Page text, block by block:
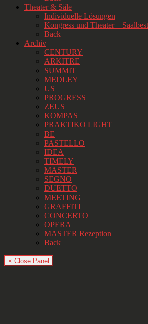
Theater & Säle
Individuelle Lösungen
Kongress und Theater –
Back
Archiv
CENTURY
ARKITRE
SUMMIT
MEDLEY
US
PROGRESS
ZEUS
KOMPAS
PRAKTIKO LIGHT
BE
PASTELLO
IDEA
TIMELY
MASTER
SEGNO
DUETTO
MEETING
GRAFFITI
CONCERTO
OPERA
MASTER Rezeption
Back
× Close Panel